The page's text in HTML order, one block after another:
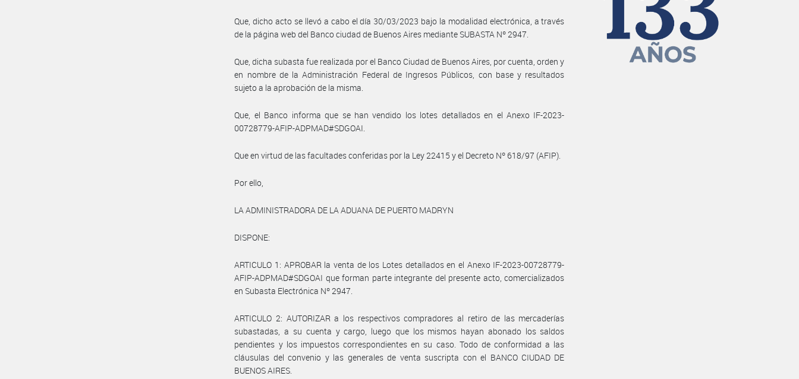
Que, dicho acto se llevó a cabo el día 30/03/2023 bajo la modalidad electrónica, a través
de la página web del Banco ciudad de Buenos Aires mediante SUBASTA Nº 2947.
Que, dicha subasta fue realizada por el Banco Ciudad de Buenos Aires, por cuenta, orden y
en nombre de la Administración Federal de Ingresos Públicos, con base y resultados
sujeto a la aprobación de la misma.
Que, el Banco informa que se han vendido los lotes detallados en el Anexo IF-2023-
00728779-AFIP-ADPMAD#SDGOAI.
Que en virtud de las facultades conferidas por la Ley 22415 y el Decreto Nº 618/97 (AFIP).
Por ello,
LA ADMINISTRADORA DE LA ADUANA DE PUERTO MADRYN
DISPONE:
ARTICULO 1: APROBAR la venta de los Lotes detallados en el Anexo IF-2023-00728779-
AFIP-ADPMAD#SDGOAI que forman parte integrante del presente acto, comercializados
en Subasta Electrónica Nº 2947.
ARTICULO 2: AUTORIZAR a los respectivos compradores al retiro de las mercaderías
subastadas, a su cuenta y cargo, luego que los mismos hayan abonado los saldos
pendientes y los impuestos correspondientes en su caso. Todo de conformidad a las
cláusulas del convenio y las generales de venta suscripta con el BANCO CIUDAD DE
BUENOS AIRES.